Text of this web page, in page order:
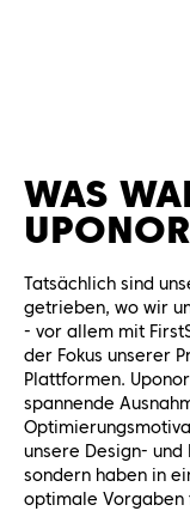
WAS
UPONOR
Tatsächlich sind
getrieben, wo wir
- vor allem mit
der Fokus unserer
Plattformen.
spannende
unsere Design-
sondern haben in
optimale Vorgaben